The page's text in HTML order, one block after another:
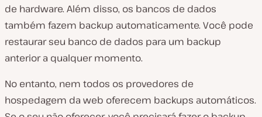
de hardware. Além disso, os bancos de dados
também fazem backup automaticamente. Você pode
restaurar seu banco de dados para um backup
anterior a qualquer momento.
No entanto, nem todos os provedores de
hospedagem da web oferecem backups automáticos.